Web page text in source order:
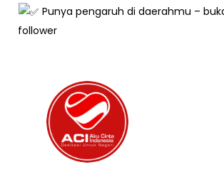
Punya pengaruh di daerahmu –
follower